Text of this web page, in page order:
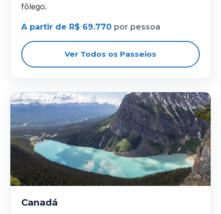
fôlego.
A partir de R$ 69.770 por pessoa
Ver Todos os Passeios
Canadá